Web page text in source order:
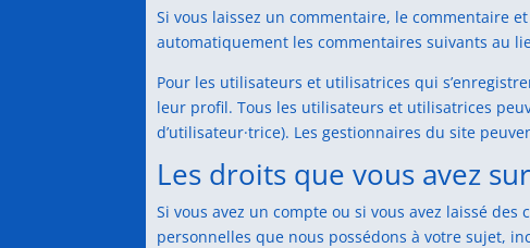
Si vous laissez un commentaire, le commentaire
automatiquement les commentaires suivants au
Pour les utilisateurs et utilisatrices qui
leur profil. Tous les utilisateurs et utilisatrices
d’utilisateur·trice). Les gestionnaires du site
Les droits que vous avez
Si vous avez un compte ou si vous avez laissé
personnelles que nous possédons à votre sujet,